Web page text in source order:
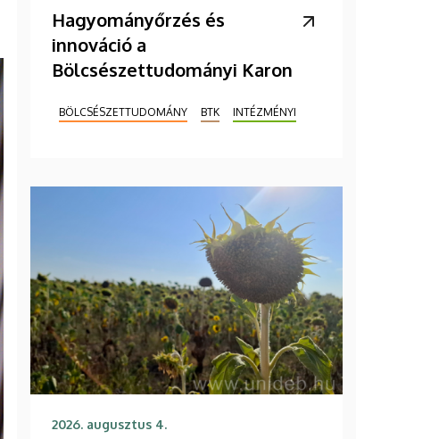
Hagyományőrzés és
innováció a
Bölcsészettudományi Karon
BÖLCSÉSZETTUDOMÁNY BTK INTÉZMÉNYI
2026. augusztus 4.